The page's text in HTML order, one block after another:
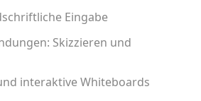
Eingabe
Skizzieren und
interaktive Whiteboards